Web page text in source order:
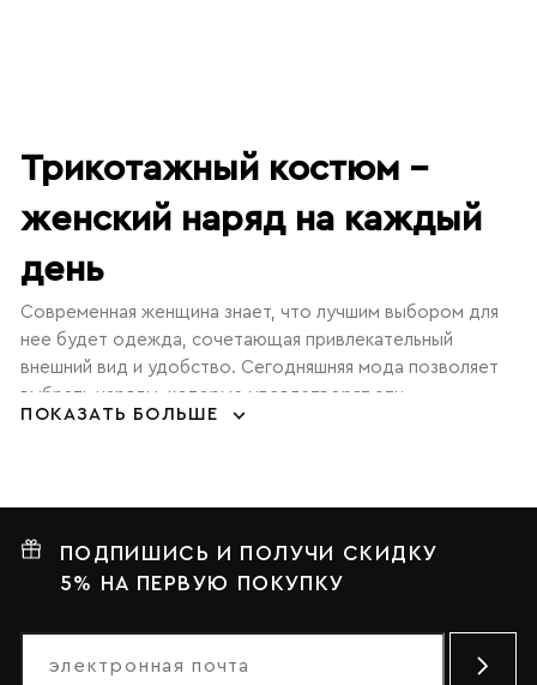
Трикотажный костюм –
женский наряд на каждый
день
Современная женщина знает, что лучшим выбором для
нее будет одежда, сочетающая привлекательный
внешний вид и удобство. Сегодняшняя мода позволяет
выбрать наряды, которые удовлетворят эти
потребности, а для искательниц комфорта не найдется
материалов благодаря его особым свойствам. Одежда
Как подобрать вязаный костюм по
строения вашего тела и его преимущества. Обратить на
ПОКАЗАТЬ БОЛЬШЕ
ПОДПИШИСЬ И ПОЛУЧИ СКИДКУ
5% НА ПЕРВУЮ ПОКУПКУ